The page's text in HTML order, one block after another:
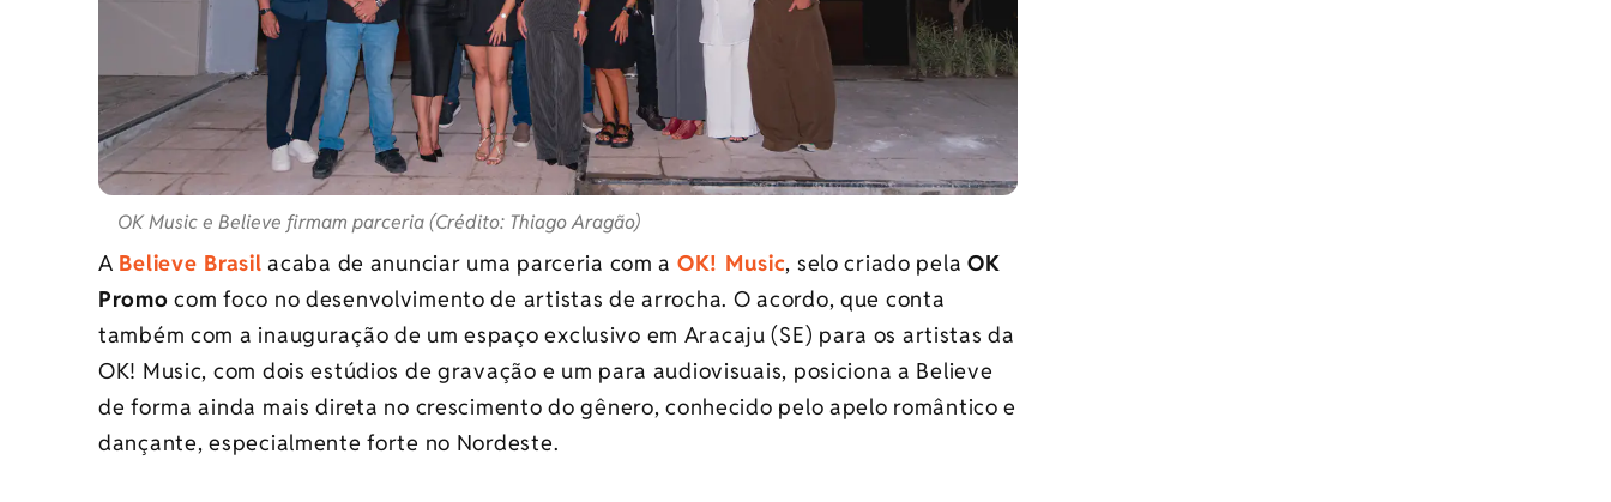
OK Music e Believe firmam parceria (Crédito: Thiago Aragão)
A Believe Brasil acaba de anunciar uma parceria com a OK! Music, selo criado pelaOK
Promo com foco no desenvolvimento de artistas de arrocha. O acordo, que conta
também com a inauguração de um espaço exclusivo em Aracaju (SE) para os artistas da
OK! Music, com dois estúdios de gravação e um para audiovisuais, posiciona a Believe
de forma ainda mais direta no crescimento do gênero, conhecido pelo apelo romântico e
dançante, especialmente forte no Nordeste.